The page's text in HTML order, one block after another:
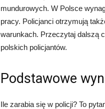
mundurowych. W Polsce
pracy. Policjanci otrzymują
warunkach. Przeczytaj dalszą
polskich policjantów.
Podstawowe
Ile zarabia się w policji? To